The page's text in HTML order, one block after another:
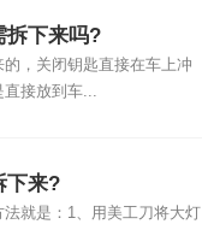
拆下来吗?
，关闭钥匙直接在车上冲
直接放到车...
下来?
就是：1、用美工刀将大灯